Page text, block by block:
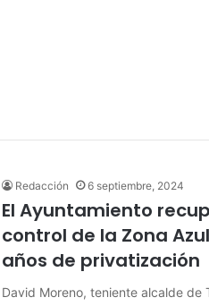
Redacción 6 septiembre, 2024
El Ayuntamiento
control de la Zona
años de privatización
David Moreno, teniente alcalde de